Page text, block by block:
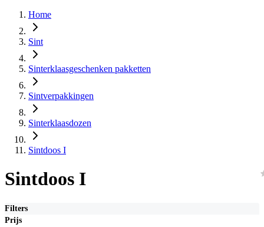
Home
Sint
Sinterklaasgeschenken pakketten
Sintverpakkingen
Sinterklaasdozen
Sintdoos I
Sintdoos I
Filters
Prijs